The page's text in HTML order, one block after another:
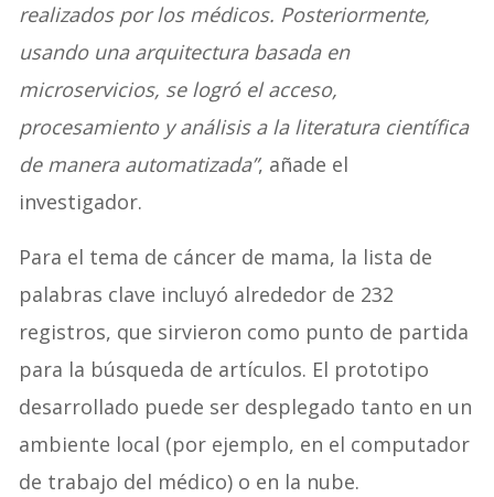
realizados por los médicos. Posteriormente,
usando una arquitectura basada en
microservicios, se logró el acceso,
procesamiento y análisis a la literatura científica
de manera automatizada”, añade el
investigador.
Para el tema de cáncer de mama, la lista de
palabras clave incluyó alrededor de 232
registros, que sirvieron como punto de partida
para la búsqueda de artículos. El prototipo
desarrollado puede ser desplegado tanto en un
ambiente local (por ejemplo, en el computador
de trabajo del médico) o en la nube.